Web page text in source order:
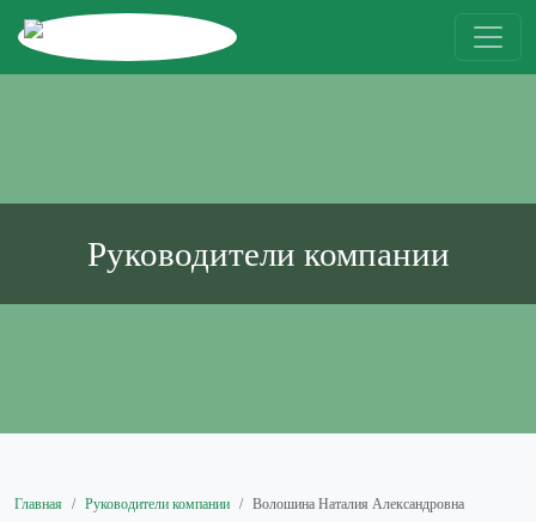
Руководители компании
Главная Руководители компании Волошина Наталия Александровна